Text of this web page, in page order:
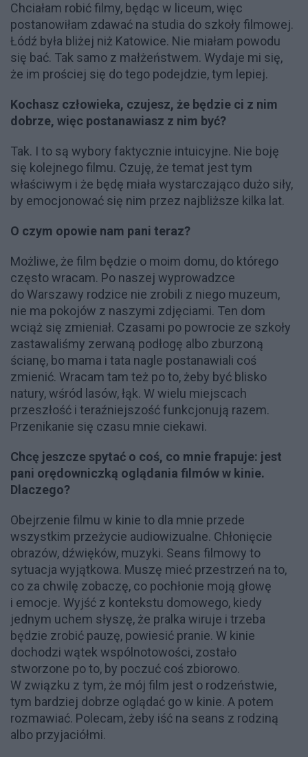
Chciałam robić filmy, będąc w liceum, więc
postanowiłam zdawać na studia do szkoły filmowej.
Łódź była bliżej niż Katowice. Nie miałam powodu
się bać. Tak samo z małżeństwem. Wydaje mi się,
że im prościej się do tego podejdzie, tym lepiej.
Kochasz człowieka, czujesz, że będzie ci z nim
dobrze, więc postanawiasz z nim być?
Tak. I to są wybory faktycznie intuicyjne. Nie boję
się kolejnego filmu. Czuję, że temat jest tym
właściwym i że będę miała wystarczająco dużo siły,
by emocjonować się nim przez najbliższe kilka lat.
O czym opowie nam pani teraz?
Możliwe, że film będzie o moim domu, do którego
często wracam. Po naszej wyprowadzce
do Warszawy rodzice nie zrobili z niego muzeum,
nie ma pokojów z naszymi zdjęciami. Ten dom
wciąż się zmieniał. Czasami po powrocie ze szkoły
zastawaliśmy zerwaną podłogę albo zburzoną
ścianę, bo mama i tata nagle postanawiali coś
zmienić. Wracam tam też po to, żeby być blisko
natury, wśród lasów, łąk. W wielu miejscach
przeszłość i teraźniejszość funkcjonują razem.
Przenikanie się czasu mnie ciekawi.
Chcę jeszcze spytać o coś, co mnie frapuje: jest
pani orędowniczką oglądania filmów w kinie.
Dlaczego?
Obejrzenie filmu w kinie to dla mnie przede
wszystkim przeżycie audiowizualne. Chłonięcie
obrazów, dźwięków, muzyki. Seans filmowy to
sytuacja wyjątkowa. Muszę mieć przestrzeń na to,
co za chwilę zobaczę, co pochłonie moją głowę
i emocje. Wyjść z kontekstu domowego, kiedy
jednym uchem słyszę, że pralka wiruje i trzeba
będzie zrobić pauzę, powiesić pranie. W kinie
dochodzi wątek wspólnotowości, zostało
stworzone po to, by poczuć coś zbiorowo.
W związku z tym, że mój film jest o rodzeństwie,
tym bardziej dobrze oglądać go w kinie. A potem
rozmawiać. Polecam, żeby iść na seans z rodziną
albo przyjaciółmi.